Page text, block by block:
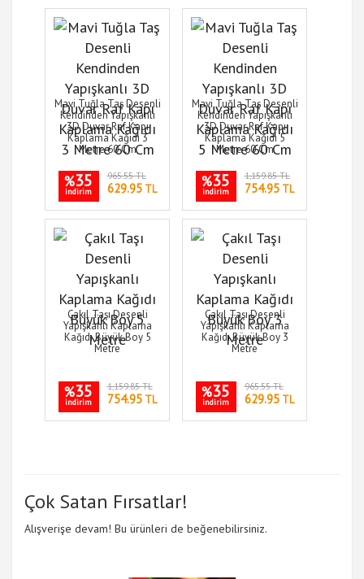
Mavi Tuğla Taş Desenli
Kendinden Yapışkanlı
3D Duvar Raf Kapı
Kaplama Kağıdı 3
Metre 60 Cm
%35
indirim
965.55 TL
629.95TL
Mavi Tuğla Taş Desenli
Kendinden Yapışkanlı
3D Duvar Raf Kapı
Kaplama Kağıdı 5
Metre 60 Cm
%35
indirim
1,159.85 TL
754.95TL
Çakıl Taşı Desenli
Yapışkanlı Kaplama
Kağıdı Büyük Boy 5
Metre
%35
indirim
1,159.85 TL
754.95TL
Çakıl Taşı Desenli
Yapışkanlı Kaplama
Kağıdı Büyük Boy 3
Metre
%35
indirim
965.55 TL
629.95TL
Çok Satan Fırsatlar!
Alışverişe devam! Bu ürünleri de beğenebilirsiniz.